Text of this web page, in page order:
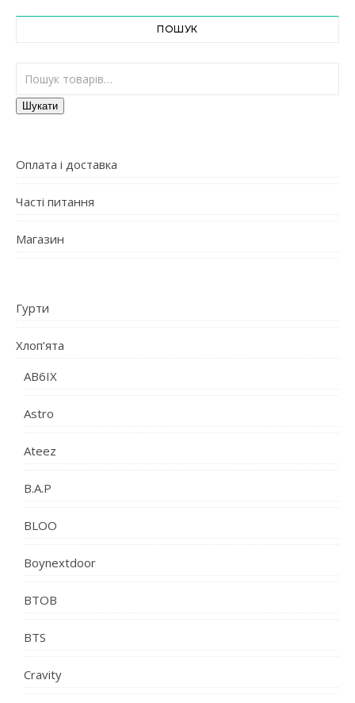
ПОШУК
Шукати:
Шукати
Оплата і доставка
Часті питання
Магазин
Гурти
Хлоп’ята
AB6IX
Astro
Ateez
B.A.P
BLOO
Boynextdoor
BTOB
BTS
Cravity